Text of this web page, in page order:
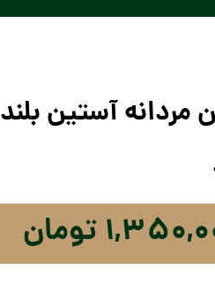
مردانه آستین بلند
تومان